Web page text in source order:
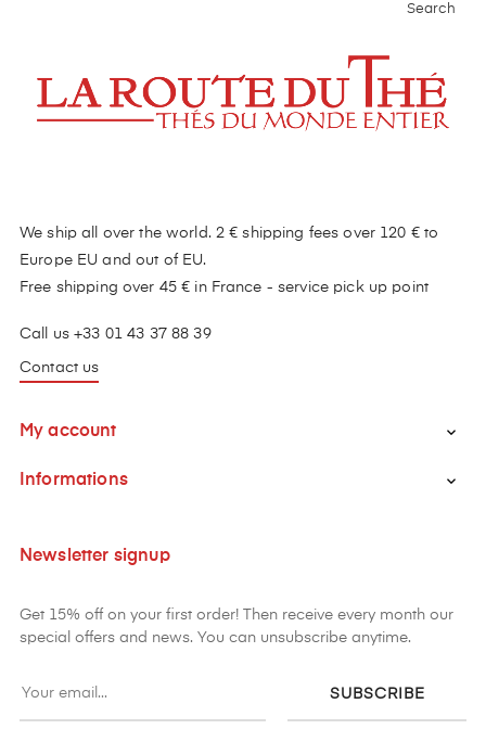
Search
We ship all over the world. 2 € shipping fees over 120 € to
Europe EU and out of EU.
Free shipping over 45 € in France - service pick up point
Call us +33 01 43 37 88 39
Contact us
My account 
Informations 
Newsletter signup
Get 15% off on your first order! Then receive every month our
special offers and news. You can unsubscribe anytime.
SUBSCRIBE